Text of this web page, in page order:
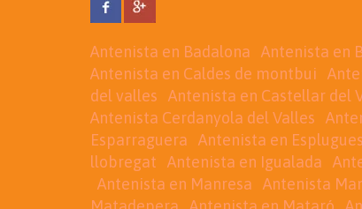
Antenista en Badalona Antenista en
Antenista en Caldes de montbui
del valles
Antenista en Castellar del
Antenista Cerdanyola del Valles
Esparraguera
Antenista en
llobregat
Antenista en Igualada
Antenista en Manresa
Antenista